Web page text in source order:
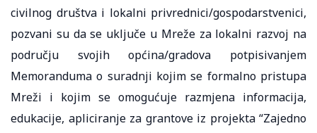
civilnog društva i lokalni privrednici/gospodarstvenici,
pozvani su da se uključe u Mreže za lokalni razvoj na
području svojih općina/gradova potpisivanjem
Memoranduma o suradnji kojim se formalno pristupa
Mreži i kojim se omogućuje razmjena informacija,
edukacije, apliciranje za grantove iz projekta “Zajedno